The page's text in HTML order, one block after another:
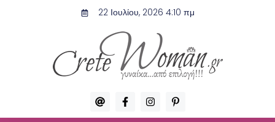
22 Ιουλίου, 2026 4:10 πμ
A
t
F
a
c
I
n
s
P
i
n